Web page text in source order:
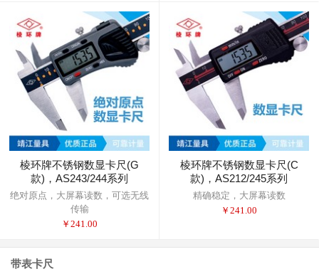
棱环牌不锈钢数显卡尺(G
款)，AS243/244系列
绝对原点，大屏幕读数，可选无线
传输
￥ 241.00
棱环牌不锈钢数显卡尺(C
款)，AS212/245系列
精确稳定，大屏幕读数
￥ 241.00
带表卡尺